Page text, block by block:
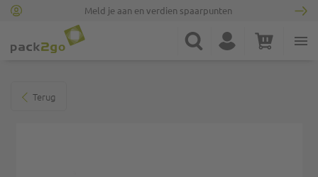
Meld je aan en verdien spaarpunten
Ga naar homepagina
Zoek Account Winkelwagen
Terug